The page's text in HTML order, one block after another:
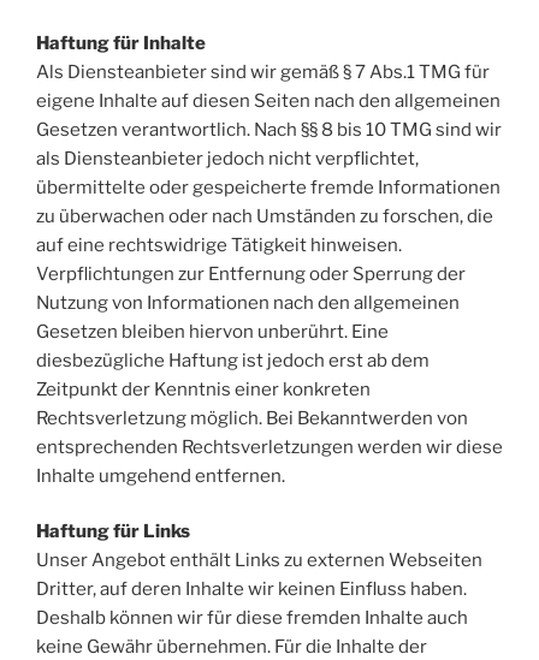
Haftung für Inhalte
Als Diensteanbieter sind wir gemäß § 7 Abs.1 TMG für
eigene Inhalte auf diesen Seiten nach den allgemeinen
Gesetzen verantwortlich. Nach §§ 8 bis 10 TMG sind wir
als Diensteanbieter jedoch nicht verpflichtet,
übermittelte oder gespeicherte fremde Informationen
zu überwachen oder nach Umständen zu forschen, die
auf eine rechtswidrige Tätigkeit hinweisen.
Verpflichtungen zur Entfernung oder Sperrung der
Nutzung von Informationen nach den allgemeinen
Gesetzen bleiben hiervon unberührt. Eine
diesbezügliche Haftung ist jedoch erst ab dem
Zeitpunkt der Kenntnis einer konkreten
Rechtsverletzung möglich. Bei Bekanntwerden von
entsprechenden Rechtsverletzungen werden wir diese
Inhalte umgehend entfernen.
Haftung für Links
Unser Angebot enthält Links zu externen Webseiten
Dritter, auf deren Inhalte wir keinen Einfluss haben.
Deshalb können wir für diese fremden Inhalte auch
keine Gewähr übernehmen. Für die Inhalte der